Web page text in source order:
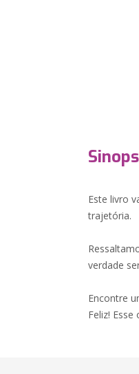
Este livro
trajetória.
verdade
Encontre
Feliz!